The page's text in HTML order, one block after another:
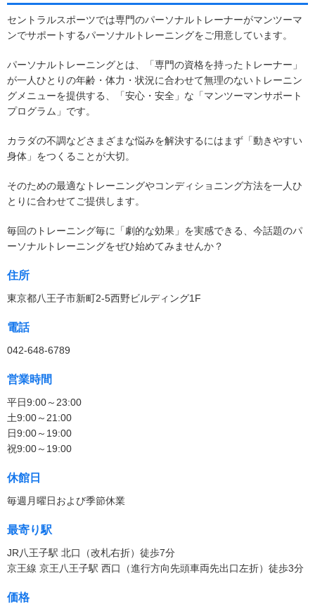
セントラルスポーツでは専門のパーソナルトレーナーがマンツーマ
ンでサポートするパーソナルトレーニングをご用意しています。
パーソナルトレーニングとは、「専門の資格を持ったトレーナー」
が一人ひとりの年齢・体力・状況に合わせて無理のないトレーニン
グメニューを提供する、「安心・安全」な「マンツーマンサポート
プログラム」です。
カラダの不調などさまざまな悩みを解決するにはまず「動きやすい
身体」をつくることが大切。
そのための最適なトレーニングやコンディショニング方法を一人ひ
とりに合わせてご提供します。
毎回のトレーニング毎に「劇的な効果」を実感できる、今話題のパ
ーソナルトレーニングをぜひ始めてみませんか？
住所
東京都八王子市新町2-5西野ビルディング1F
電話
042-648-6789
営業時間
平日9:00～23:00
土9:00～21:00
日9:00～19:00
祝9:00～19:00
休館日
毎週月曜日および季節休業
最寄り駅
JR八王子駅 北口（改札右折）徒歩7分
京王線 京王八王子駅 西口（進行方向先頭車両先出口左折）徒歩3分
価格